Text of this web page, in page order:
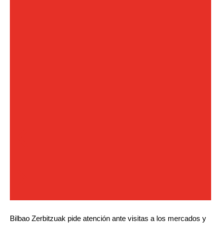
Bilbao Zerbitzuak pide atención ante visitas a los mercados y